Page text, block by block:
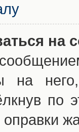
на
на
по